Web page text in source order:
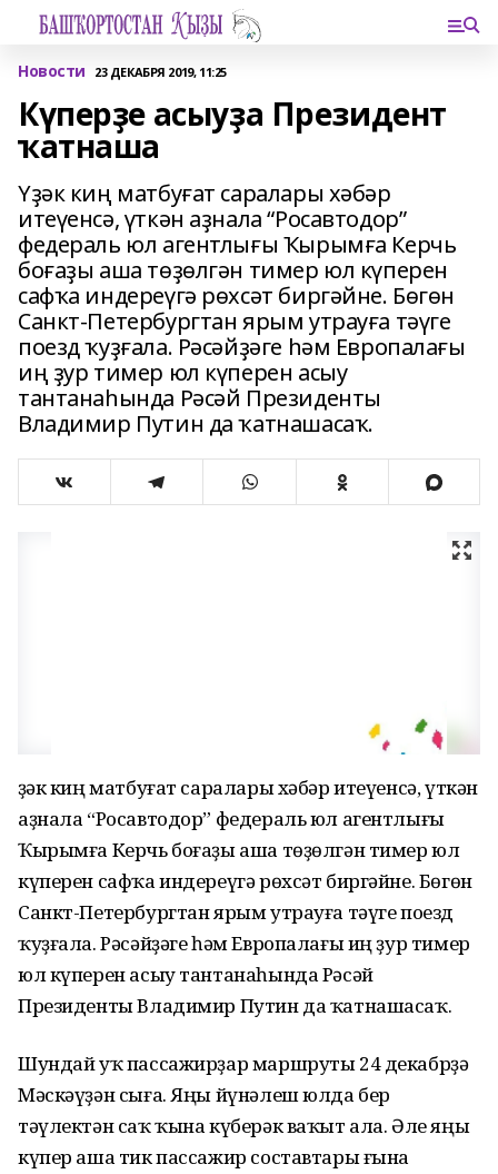
Новости 23 ДЕКАБРЯ 2019, 11:25
Күперҙе асыуҙа Президент
ҡатнаша
Үҙәк киң матбуғат саралары хәбәр
итеүенсә, үткән аҙнала “Росавтодор”
федераль юл агентлығы Ҡырымға Керчь
боғаҙы аша төҙөлгән тимер юл күперен
сафҡа индереүгә рөхсәт биргәйне. Бөгөн
Санкт-Петербургтан ярым утрауға тәүге
поезд ҡуҙғала. Рәсәйҙәге һәм Европалағы
иң ҙур тимер юл күперен асыу
тантанаһында Рәсәй Президенты
Владимир Путин да ҡатнашасаҡ.
Үҙәк киң матбуғат саралары хәбәр итеүенсә, үткән
аҙнала “Росавтодор” федераль юл агентлығы
Ҡырымға Керчь боғаҙы аша төҙөлгән тимер юл
күперен сафҡа индереүгә рөхсәт биргәйне. Бөгөн
Санкт-Петербургтан ярым утрауға тәүге поезд
ҡуҙғала. Рәсәйҙәге һәм Европалағы иң ҙур тимер
юл күперен асыу тантанаһында Рәсәй
Президенты Владимир Путин да ҡатнашасаҡ.
Шундай уҡ пассажирҙар маршруты 24 декабрҙә
Мәскәүҙән сыға. Яңы йүнәлеш юлда бер
тәүлектән саҡ ҡына күберәк ваҡыт ала. Әле яңы
күпер аша тик пассажир составтары ғына